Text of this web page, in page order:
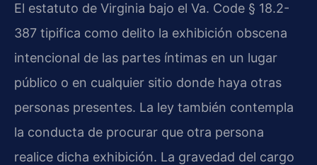
El estatuto de Virginia bajo el Va. Code § 18.2-
387 tipifica como delito la exhibición obscena
intencional de las partes íntimas en un lugar
público o en cualquier sitio donde haya otras
personas presentes. La ley también contempla
la conducta de procurar que otra persona
realice dicha exhibición. La gravedad del cargo